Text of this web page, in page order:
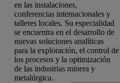
en las instalaciones,
conferencias internacionales y
talleres locales. Su especialidad
se encuentra en el desarrollo de
nuevas soluciones analíticas
para la exploración, el control de
los procesos y la optimización
de las industrias minera y
metalúrgica.